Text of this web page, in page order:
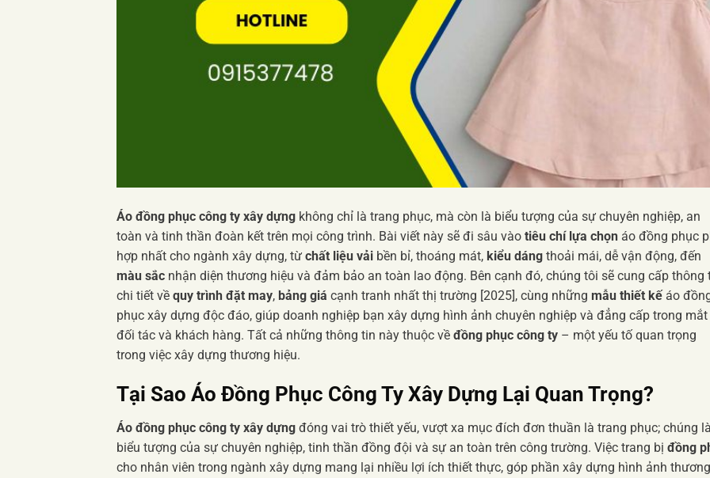
Áo đồng phục công ty xây dựng không chỉ là trang phục, mà còn là biểu tượng của sự chuyên nghiệp, an
toàn và tinh thần đoàn kết trên mọi công trình. Bài viết này sẽ đi sâu vào tiêu chí lựa chọn áo đồng phục
hợp nhất cho ngành xây dựng, từ chất liệu vải bền bỉ, thoáng mát, kiểu dáng thoải mái, dễ vận động, đến
màu sắc nhận diện thương hiệu và đảm bảo an toàn lao động. Bên cạnh đó, chúng tôi sẽ cung cấp thông
chi tiết về quy trình đặt may, bảng giá cạnh tranh nhất thị trường [2025], cùng những mẫu thiết kếáo
phục xây dựng độc đáo, giúp doanh nghiệp bạn xây dựng hình ảnh chuyên nghiệp và đẳng cấp trong mắt
đối tác và khách hàng. Tất cả những thông tin này thuộc về đồng phục công ty – một yếu tố quan trọng
trong việc xây dựng thương hiệu.
Tại Sao Áo Đồng Phục Công Ty Xây Dựng Lại Quan Trọng?
Áo đồng phục công ty xây dựng đóng vai trò thiết yếu, vượt xa mục đích đơn thuần là trang phục; chúng là
biểu tượng của sự chuyên nghiệp, tinh thần đồng đội và sự an toàn trên công trường. Việc trang bị đồng
cho nhân viên trong ngành xây dựng mang lại nhiều lợi ích thiết thực, góp phần xây dựng hình ảnh thương